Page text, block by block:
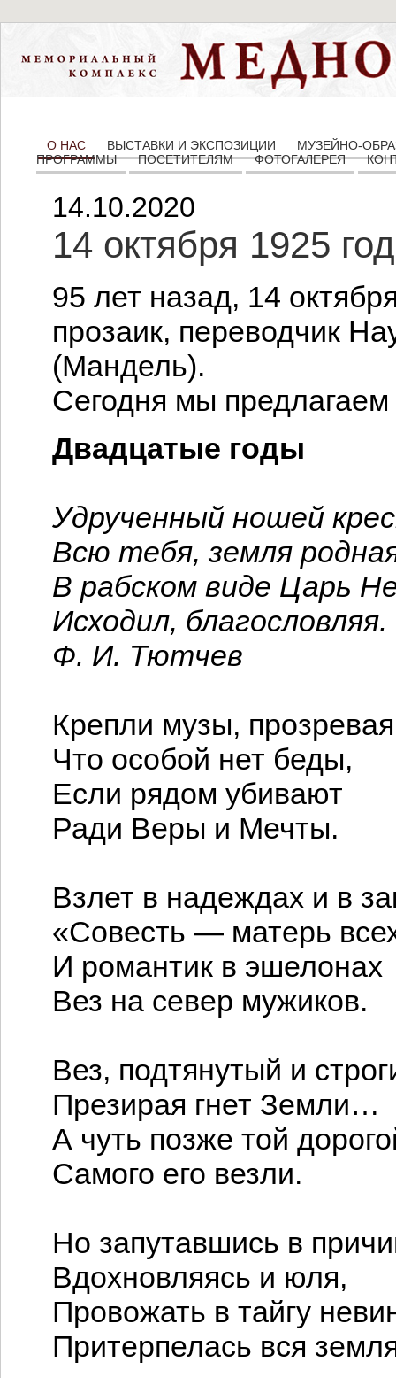
О НАС ВЫСТАВКИ И ЭКСПОЗИЦИИ
МУЗЕЙНО-
ПРОГРАММЫ
ПОСЕТИТЕЛЯМ ФОТОГАЛЕРЕЯ
14.10.2020
14 октября 1925
95 лет назад, 14
прозаик, переводчик
(Мандель).
Сегодня мы предлагаем
Двадцатые годы
Удрученный ношей
Всю тебя, земля
В рабском виде Царь
Исходил, благословляя.
Ф. И. Тютчев
Крепли музы,
Что особой нет беды,
Если рядом убивают
Ради Веры и Мечты.
Взлет в надеждах и в
«Совесть — матерь
И романтик в эшелонах
Вез на север мужиков.
Вез, подтянутый и
Презирая гнет Земли…
А чуть позже той
Самого его везли.
Но запутавшись в
Вдохновляясь и юля,
Провожать в тайгу
Притерпелась вся